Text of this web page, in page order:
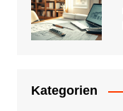
Kategorien